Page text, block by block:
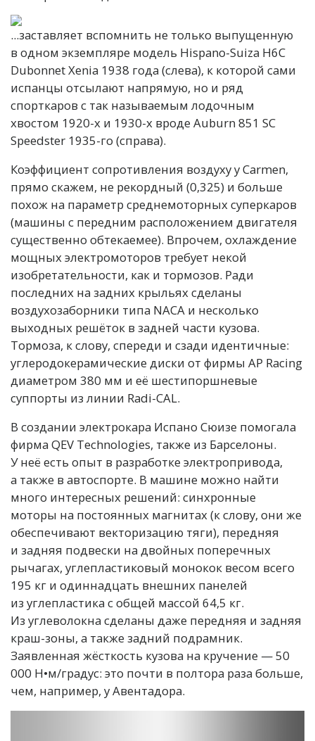
...заставляет вспомнить не только выпущенную
в одном экземпляре модель Hispano-Suiza H6C
Dubonnet Xenia 1938 года (слева), к которой сами
испанцы отсылают напрямую, но и ряд
спорткаров с так называемым лодочным
хвостом 1920-х и 1930-х вроде Auburn 851 SC
Speedster 1935-го (справа).
Коэффициент сопротивления воздуху у Carmen,
прямо скажем, не рекордный (0,325) и больше
похож на параметр среднемоторных суперкаров
(машины с передним расположением двигателя
существенно обтекаемее). Впрочем, охлаждение
мощных электромоторов требует некой
изобретательности, как и тормозов. Ради
последних на задних крыльях сделаны
воздухозаборники типа NACA и несколько
выходных решёток в задней части кузова.
Тормоза, к слову, спереди и сзади идентичные:
углеродокерамические диски от фирмы AP Racing
диаметром 380 мм и её шестипоршневые
суппорты из линии Radi-CAL.
В создании электрокара Испано Сюизе помогала
фирма QEV Technologies, также из Барселоны.
У неё есть опыт в разработке электропривода,
а также в автоспорте. В машине можно найти
много интересных решений: синхронные
моторы на постоянных магнитах (к слову, они же
обеспечивают векторизацию тяги), передняя
и задняя подвески на двойных поперечных
рычагах, углепластиковый монокок весом всего
195 кг и одиннадцать внешних панелей
из углепластика с общей массой 64,5 кг.
Из углеволокна сделаны даже передняя и задняя
краш-зоны, а также задний подрамник.
Заявленная жёсткость кузова на кручение — 50
000 Н•м/градус: это почти в полтора раза больше,
чем, например, у Авентадора.